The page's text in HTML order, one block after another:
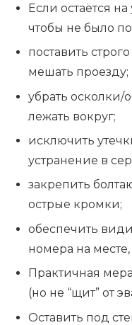
Если остаётся
чтобы не было
поставить
мешать проезду;
убрать
лежать вокруг;
исключить
устранение в
закрепить
острые кромки;
обеспечить
номера на
Практичная
(но не “щит” от
Оставить под